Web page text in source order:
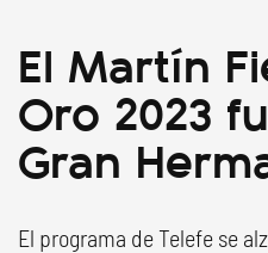
El Martín
Oro 2023
Gran
El programa de Telefe se